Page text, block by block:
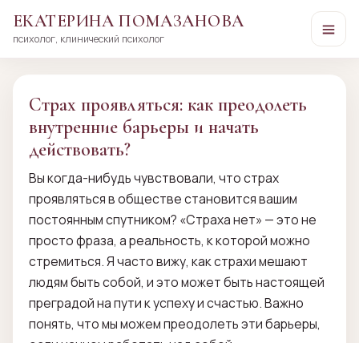
ЕКАТЕРИНА ПОМАЗАНОВА
психолог, клинический психолог
Страх проявляться: как преодолеть
внутренние барьеры и начать
действовать?
Вы когда-нибудь чувствовали, что страх
проявляться в обществе становится вашим
постоянным спутником? «Страха нет» — это не
просто фраза, а реальность, к которой можно
стремиться. Я часто вижу, как страхи мешают
людям быть собой, и это может быть настоящей
преградой на пути к успеху и счастью. Важно
понять, что мы можем преодолеть эти барьеры,